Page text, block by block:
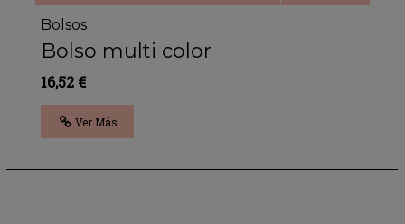
Bolsos
Bolso multi color
16,52 €
Ver Más